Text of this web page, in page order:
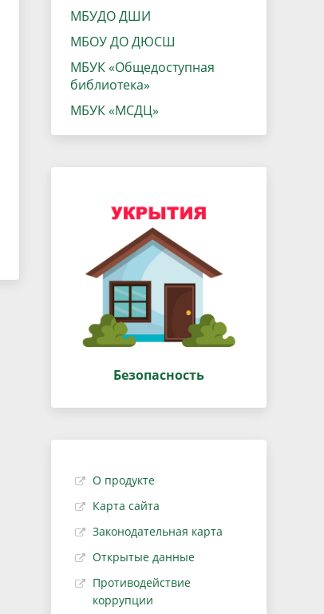
Городская среда
Региональный контроль
Поддержка малого и среднего
МБУДО ДШИ
МБОУ ДО ДЮСШ
МБУК «Общедоступная
библиотека»
МБУК «МСДЦ»
Безопасность
О продукте
Карта сайта
Законодательная карта
Открытые данные
Противодействие
коррупции